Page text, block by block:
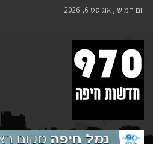
Skipיום חמישי, אוגוסט 6, 2026
970 חדשות חיפה
970 חדשות חיפה